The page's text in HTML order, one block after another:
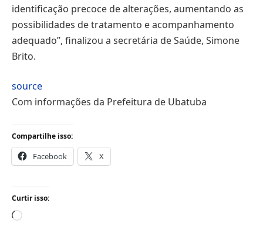
identificação precoce de alterações, aumentando as
possibilidades de tratamento e acompanhamento
adequado”, finalizou a secretária de Saúde, Simone
Brito.
source
Com informações da Prefeitura de Ubatuba
Compartilhe isso:
Facebook X
Curtir isso:
Carregando...